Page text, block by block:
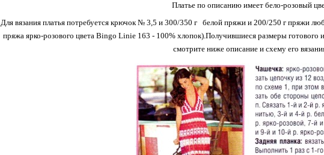
Платье по описанию имеет бело-розовый
Для вязания платья потребуется крючок № 3,5 и 300/350 г белой пряжи и 200/250 г пряжи
пряжа ярко-розового цвета Bingo Linie 163 - 100% хлопок).Получившиеся размеры готового
смотрите ниже описание и схему его